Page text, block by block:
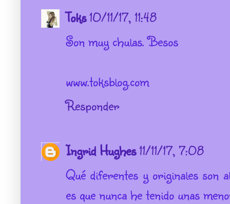
Toks10/11/17, 11:48
Son muy chulas. Besos
www.toksblog.com
Responder
Ingrid Hughes11/11/17, 7:08
Qué diferentes y originales son
es que nunca he tenido unas